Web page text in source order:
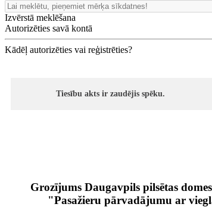
Izvērstā meklēšana
Autorizēties savā kontā
Kādēļ autorizēties vai reģistrēties?
Tiesību akts ir zaudējis spēku.
Grozījums Daugavpils pilsētas
"Pasažieru pārvadājumu ar